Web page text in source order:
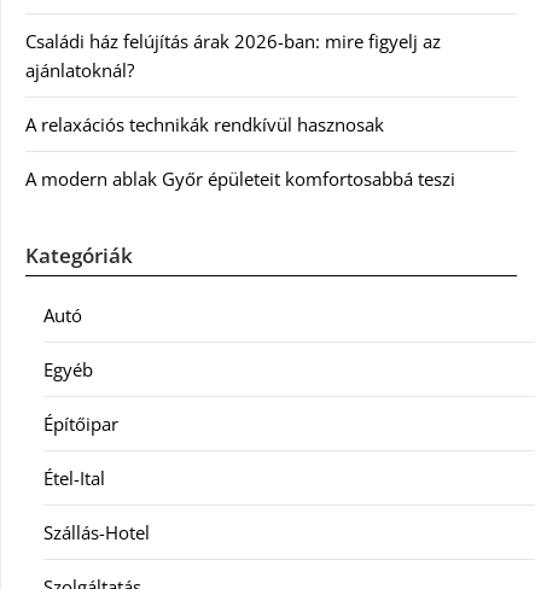
Családi ház felújítás árak 2026-ban: mire figyelj az
ajánlatoknál?
A relaxációs technikák rendkívül hasznosak
A modern ablak Győr épületeit komfortosabbá teszi
Kategóriák
Autó
Egyéb
Építőipar
Étel-Ital
Szállás-Hotel